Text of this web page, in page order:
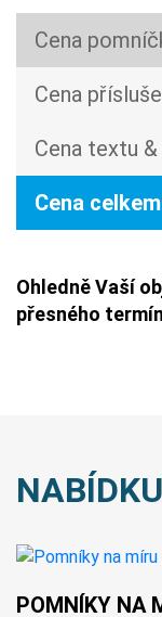
Cena
Cena
Cena textu
Cena
Ohledně Vaší
přesného
POMNÍKY NA